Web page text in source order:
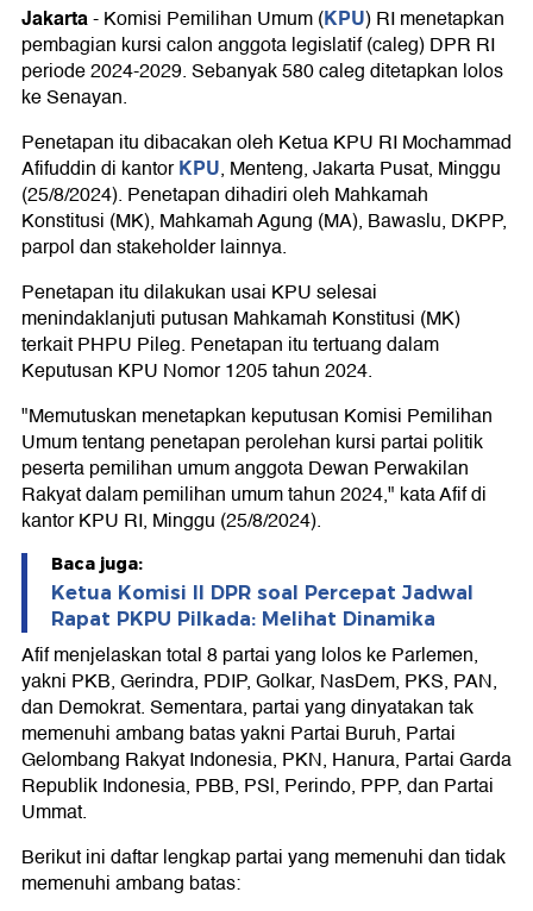
Jakarta-Komisi Pemilihan Umum (KPU) RI menetapkan
pembagian kursi calon anggota legislatif (caleg) DPR RI
periode 2024-2029. Sebanyak 580 caleg ditetapkan lolos
ke Senayan.
Penetapan itu dibacakan oleh Ketua KPU RI Mochammad
Afifuddin di kantorKPU, Menteng, Jakarta Pusat, Minggu
(25/8/2024). Penetapan dihadiri oleh Mahkamah
Konstitusi (MK), Mahkamah Agung (MA), Bawaslu, DKPP,
parpol dan stakeholder lainnya.
Penetapan itu dilakukan usai KPU selesai
menindaklanjuti putusan Mahkamah Konstitusi (MK)
terkait PHPU Pileg. Penetapan itu tertuang dalam
Keputusan KPU Nomor 1205 tahun 2024.
"Memutuskan menetapkan keputusan Komisi Pemilihan
Umum tentang penetapan perolehan kursi partai politik
peserta pemilihan umum anggota Dewan Perwakilan
Rakyat dalam pemilihan umum tahun 2024," kata Afif di
kantor KPU RI, Minggu (25/8/2024).
Baca juga:
Ketua Komisi II DPR soal Percepat Jadwal
Rapat PKPU Pilkada: Melihat Dinamika
Afif menjelaskan total 8 partai yang lolos ke Parlemen,
yakni PKB, Gerindra, PDIP, Golkar, NasDem, PKS, PAN,
dan Demokrat. Sementara, partai yang dinyatakan tak
memenuhi ambang batas yakni Partai Buruh, Partai
Gelombang Rakyat Indonesia, PKN, Hanura, Partai Garda
Republik Indonesia, PBB, PSl, Perindo, PPP, dan Partai
Ummat.
Berikut ini daftar lengkap partai yang memenuhi dan tidak
memenuhi ambang batas: